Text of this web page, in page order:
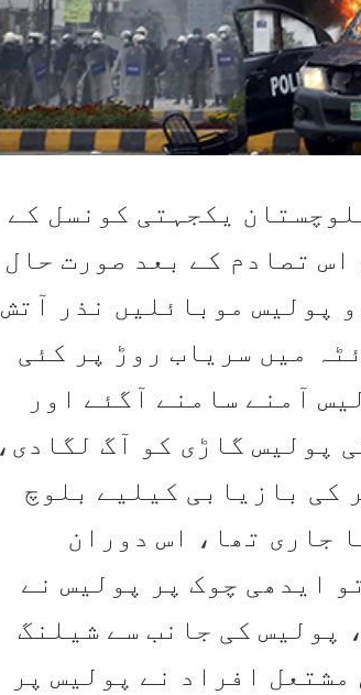
یکجہتی کونسل کے
تصادم کے بعد صورت حال
پولیس موبائلیں نذر آتش
میں سریاب روڑ پر کئی
آمنے سامنے آگئے اور
پولیس گاڑی کو آگ لگادی،
کی بازیابی کیلیے بلوچ
جاری تھا، اس دوران
ایدھی چوک پر پولیس نے
پولیس کی جانب سے شیلنگ
افراد نے پولیس پر